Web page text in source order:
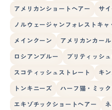
アメリカンショートヘアー サ
ノルウェージャンフォレストキャ
メインクーン アメリカンカール
ロシアンブルー ブリティッシ
スコティッシュストレート キ
トンキニーズ ハーフ猫・ミッ
エキゾチックショートヘアー